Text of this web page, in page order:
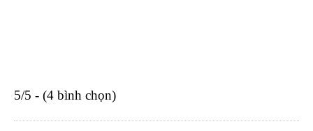
5/5 - (4 bình chọn)